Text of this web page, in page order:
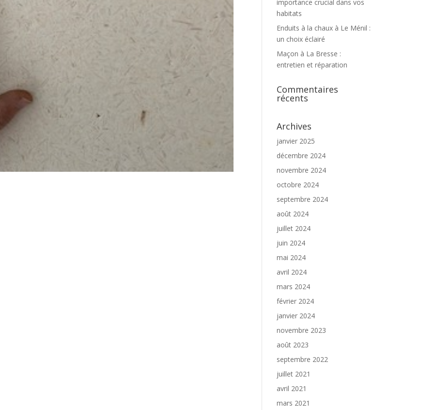
importance crucial dans vos
habitats
Enduits à la chaux à Le Ménil :
un choix éclairé
Maçon à La Bresse :
entretien et réparation
Commentaires
récents
Archives
janvier 2025
décembre 2024
novembre 2024
octobre 2024
septembre 2024
août 2024
juillet 2024
juin 2024
mai 2024
avril 2024
mars 2024
février 2024
janvier 2024
novembre 2023
août 2023
septembre 2022
juillet 2021
avril 2021
mars 2021